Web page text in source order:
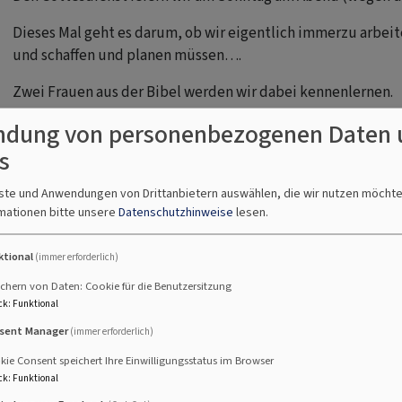
Dieses Mal geht es darum, ob wir eigentlich immerzu
und schaffen und planen müssen….
Zwei Frauen aus der Bibel werden wir dabei kennenlernen.
In dem Gottesdienst werden auch die neuen
mit Euch!
von personenbezogenen Daten
und Anwendungen von Drittanbietern auswählen, die wir nutzen
bitte unsere Datenschutzhinweise lesen.
(immer erforderlich)
von Daten: Cookie für die Benutzersitzung
: Funktional
Manager(immer erforderlich)
Consent speichert Ihre Einwilligungsstatus im Browser
: Funktional